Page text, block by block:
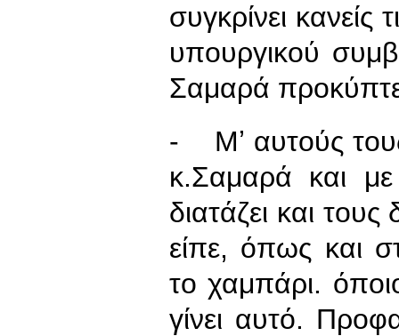
συγκρίνει κανείς
υπουργικού
Σαμαρά
- Μʼ αυτούς τους
κ.Σαμαρά και
διατάζει και
είπε, όπως και
το χαμπάρι.
γίνει αυτό.